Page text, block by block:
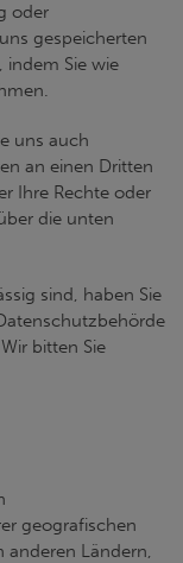
oder
gespeicherten
indem Sie wie
uns auch
an einen Dritten
Ihre Rechte oder
die unten
sind, haben Sie
bitten Sie
geografischen
anderen Ländern,